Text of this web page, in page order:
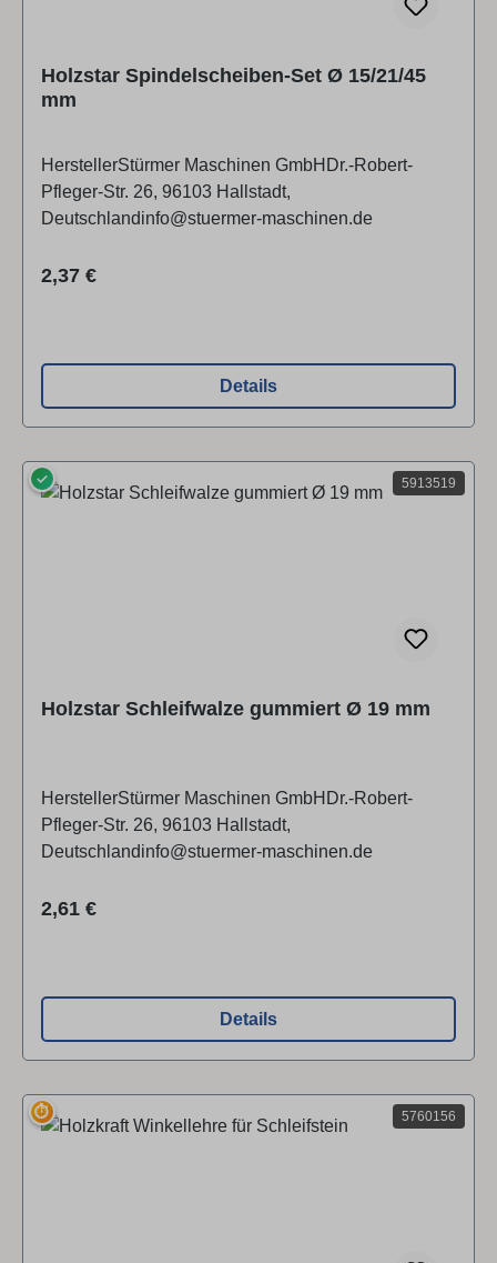
Holzstar Spindelscheiben-Set Ø 15/21/45
mm
HerstellerStürmer Maschinen GmbHDr.-Robert-
Pfleger-Str. 26, 96103 Hallstadt,
Deutschlandinfo@stuermer-maschinen.de
Regulärer Preis:
2,37 €
Details
5913519
✓
Holzstar Schleifwalze gummiert Ø 19 mm
HerstellerStürmer Maschinen GmbHDr.-Robert-
Pfleger-Str. 26, 96103 Hallstadt,
Deutschlandinfo@stuermer-maschinen.de
Regulärer Preis:
2,61 €
Details
5760156
⏱